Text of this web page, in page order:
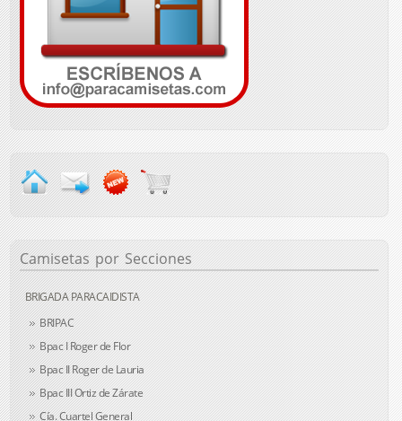
Camisetas por Secciones
BRIGADA PARACAIDISTA
BRIPAC
Bpac I Roger de Flor
Bpac II Roger de Lauria
Bpac III Ortiz de Zárate
Cía. Cuartel General